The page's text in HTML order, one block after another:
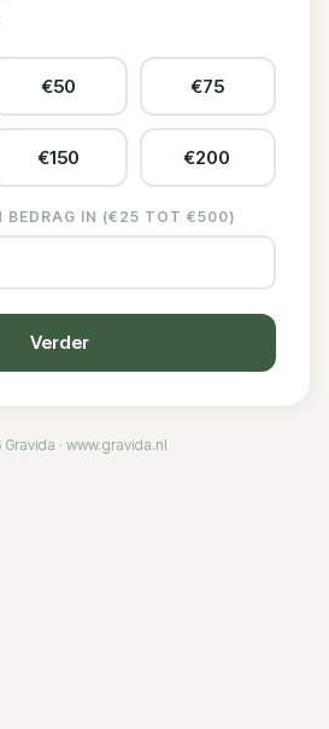
€50 €75
€150 €200
BEDRAG IN (€ 25 TOT €500)
Verder
Gravida · www.gravida.nl